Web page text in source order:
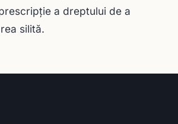
a dreptului de a
silită.